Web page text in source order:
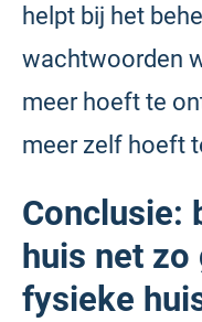
helpt bij het
wachtwoorden
meer hoeft te
meer zelf hoeft
Conclusie:
huis net zo
fysieke